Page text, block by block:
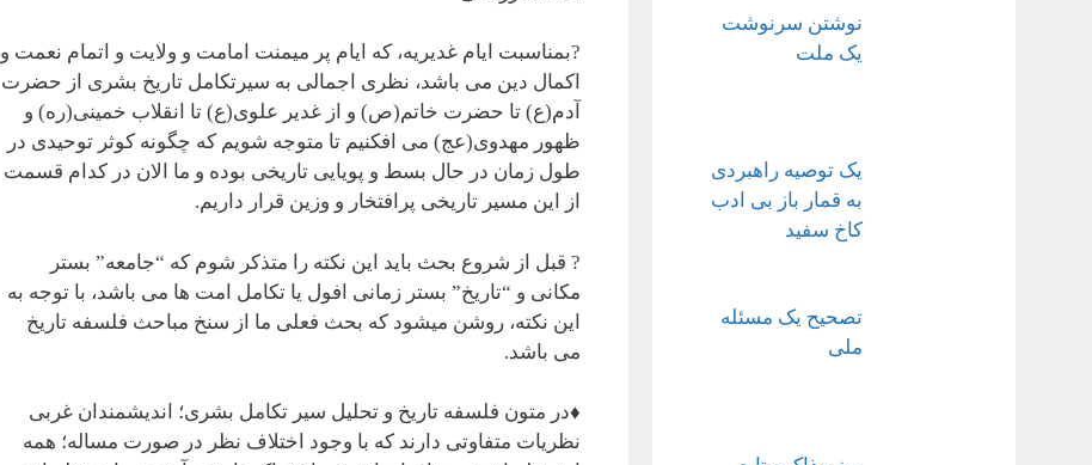
?بمناسبت ایام غدیریه، که ایام پر میمنت امامت و ولایت و اتمام نعمت و
اکمال دین می باشد، نظری اجمالی به سیرتکامل تاریخ بشری از حضرت
آدم(ع) تا حضرت خاتم(ص) و از غدیر علوی(ع) تا انقلاب خمینی(ره) و
ظهور مهدوی(عج) می افکنیم تا متوجه شویم که چگونه کوثر توحیدی در
طول زمان در حال بسط و پویایی تاریخی بوده و ما الان در کدام قسمت
از این مسیر تاریخی پرافتخار و وزین قرار داریم.
? قبل از شروع بحث باید این نکته را متذکر شوم که “جامعه” بستر
مکانی و “تاریخ” بستر زمانی افول یا تکامل امت ها می باشد، با توجه به
این نکته، روشن میشود که بحث فعلی ما از سنخ مباحث فلسفه تاریخ
می باشد.
♦️در متون فلسفه تاریخ و تحلیل سیر تکامل بشری؛ اندیشمندان غربی
نظریات متفاوتی دارند که با وجود اختلاف نظر در صورت مساله؛ همه
نوشتن سرنوشت
یک ملت
یک توصیه راهبردی
به قمار باز بی ادب
کاخ سفید
تصحیح یک مسئله
ملی